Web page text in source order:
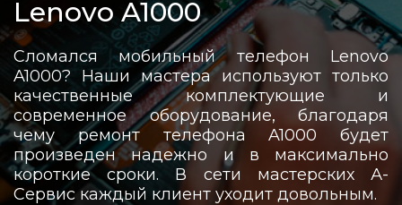
Lenovo A1000
Сломался мобильный телефон Lenovo
A1000? Наши мастера используют только
качественные комплектующие и
современное оборудование, благодаря
чему ремонт телефона A1000 будет
произведен надежно и в максимально
короткие сроки. В сети мастерских А-
Сервис каждый клиент уходит довольным.